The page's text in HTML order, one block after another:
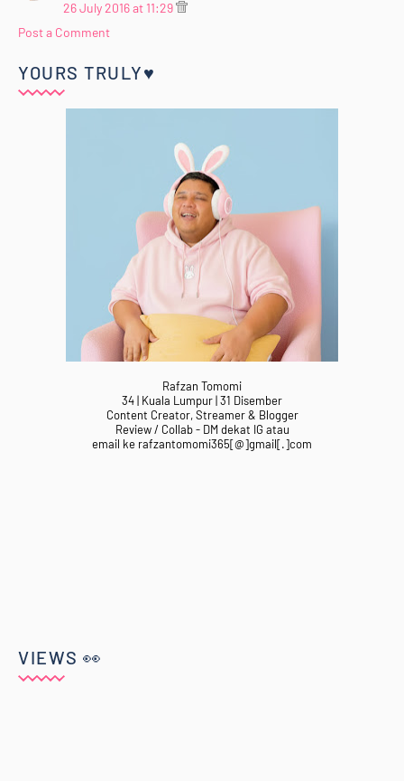
26 July 2016 at 11:29
Post a Comment
YOURS TRULY♥
Rafzan Tomomi
34 | Kuala Lumpur | 31 Disember
Content Creator, Streamer & Blogger
Review / Collab - DM dekat IG atau
email ke rafzantomomi365[@]gmail[.]com
VIEWS 👀